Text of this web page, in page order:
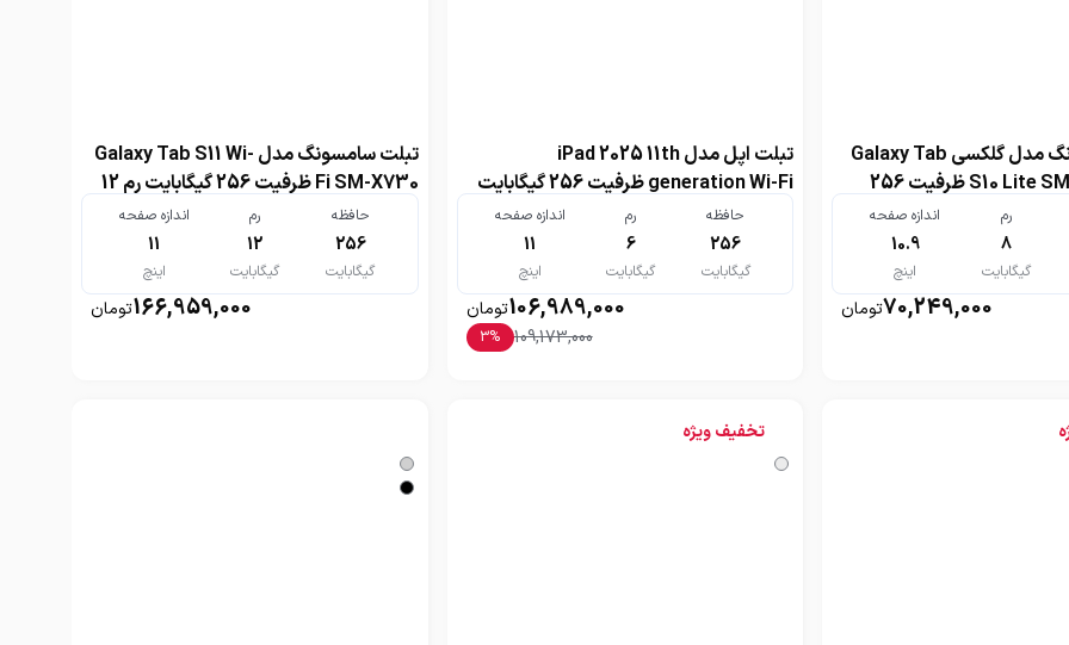
تبلت سامسونگ مدل گلکسی Galaxy Tab
S10 Lite SM-X400 Wi-Fi ظرفیت 256
رم
8
گیگابایت
اندازه صفحه
10.9
اینچ
70,249,000تومان
تبلت اپل مدل iPad 2025 11th
generation Wi-Fi ظرفیت 256 گیگابایت
حافظه
256
گیگابایت
رم
6
گیگابایت
اندازه صفحه
11
اینچ
106,989,000تومان
109,173,000
3%
تبلت سامسونگ مدل Galaxy Tab S11 Wi-
Fi SM-X730 ظرفیت 256 گیگابایت رم 12
گیگابایتحافظه
256
گیگابایت
رم
12
گیگابایت
اندازه صفحه
11
اینچ
166,959,000تومان
تخفیف ویژه